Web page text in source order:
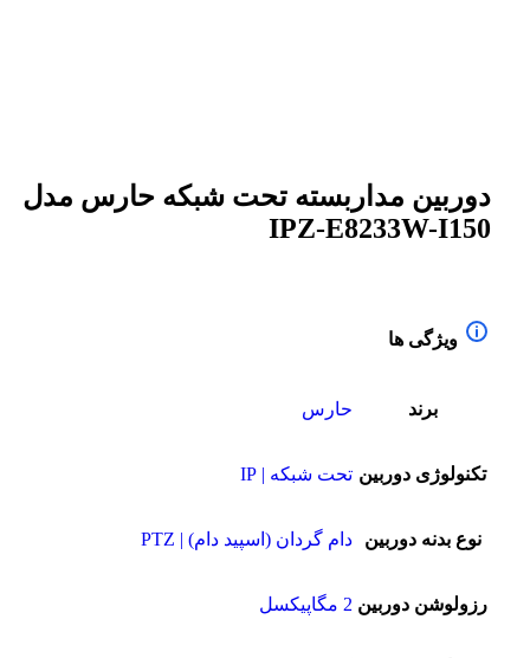
دوربین مداربسته تحت شبکه حارس مدل
IPZ-E8233W-I150
ویژگی ها
برند حارس
تکنولوژی دوربین تحت شبکه | IP
نوع بدنه دوربین دام گردان (اسپید دام) | PTZ
رزولوشن دوربین 2 مگاپیکسل